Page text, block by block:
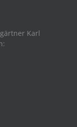
Karl